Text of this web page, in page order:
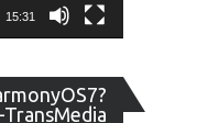
15:31
-TransMedia
de